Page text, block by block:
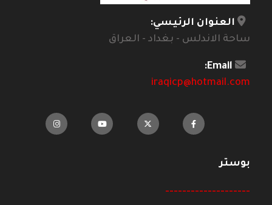
العنوان الرئيسي:
ساحة الاندلس - بغداد - العراق
Email:
iraqicp@hotmail.com
بوستر
--------------------